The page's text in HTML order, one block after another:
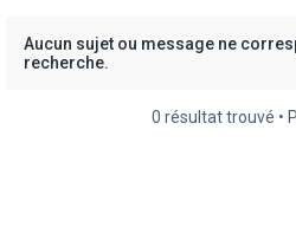
Aucun sujet ou message ne
recherche.
0 résultat trouvé •